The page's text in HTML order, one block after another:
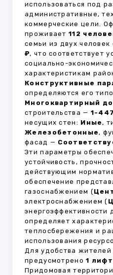
использоваться под
административные,
коммерческие цели.
проживает 112
семьи из двух человек
₽, что соответствует
социально-
характеристикам
Конструктивные
определяются его
Многоквартирный
строительства — 1-
несущих стен: Иные,
Железобетонные,
фасад —
Эти параметры
устойчивость,
действующим
обеспечение
газоснабжением (
электроснабжением (
энергоэффективности
определяет
теплосбережения и
использования
Для удобства жителей
предусмотрено1
Придомовая